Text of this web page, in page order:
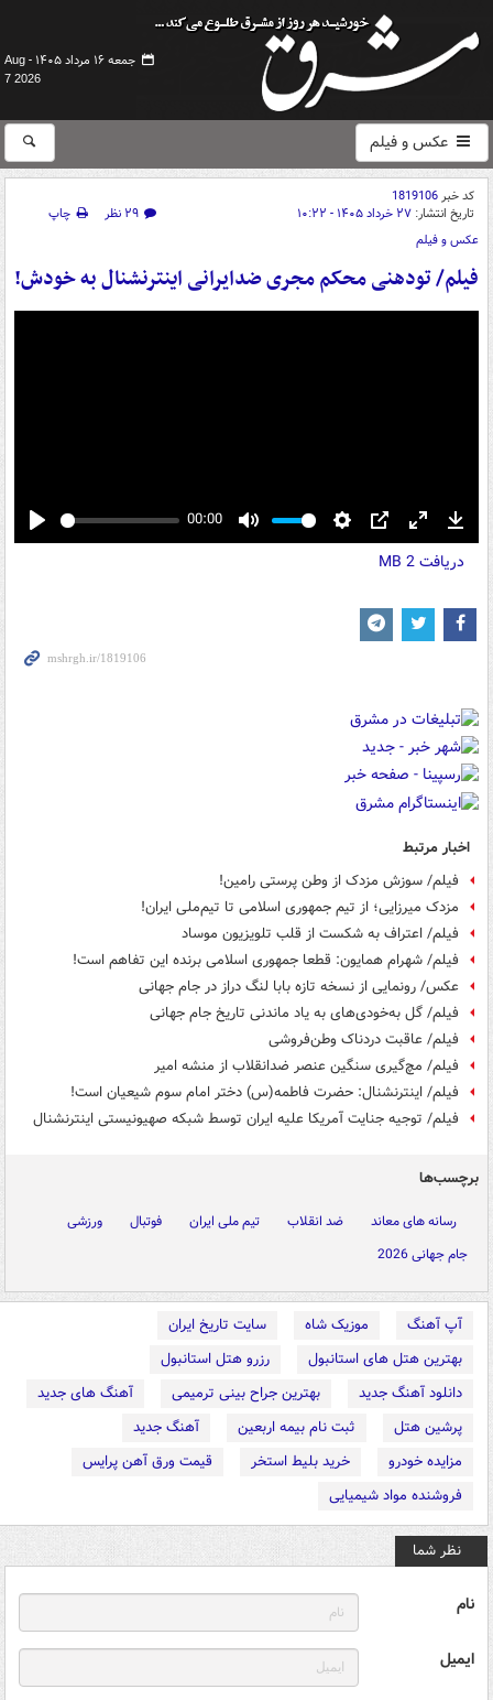
جمعه ۱۶ مرداد ۱۴۰۵ -
Aug
7 2026
عکس و فیلم
کد خبر1819106
تاریخ انتشار: ۲۷ خرداد ۱۴۰۵ - ۱۰:۲۲ ۲۹ نظر
چاپ
عکس و فیلم
فیلم/ تودهنی محکم مجری ضدایرانی اینترنشنال به خودش!
Play
00:00
Mute Settings
PIP Enter
fullscreen
دریافت2 MB
اخبار مرتبط
فیلم/ سوزش مزدک از وطن پرستی رامین!
مزدک میرزایی؛ از تیم‌ جمهوری اسلامی تا تیم‌ملی ایران!
فیلم/ اعتراف به شکست از قلب تلویزیون موساد
فیلم/ شهرام همایون: قطعا جمهوری اسلامی برنده این تفاهم است!
عکس/ رونمایی از نسخه تازه بابا لنگ دراز در جام جهانی
فیلم/ گل به‌خودی‌های به یاد ماندنی تاریخ جام جهانی
فیلم/ عاقبت دردناک وطن‌فروشی
فیلم/ مچ‌گیری سنگین عنصر ضدانقلاب از منشه امیر
فیلم/ اینترنشنال: حضرت فاطمه(س) دختر امام سوم شیعیان است!
فیلم/ توجیه جنایت آمریکا علیه ایران توسط شبکه صهیونیستی اینترنشنال
برچسب‌ها
رسانه های معاند ضد انقلاب تیم ملی ایران فوتبال
ورزشی
جام جهانی 2026
آپ آهنگ موزیک شاه
سایت تاریخ ایران
بهترین هتل های استانبول
رزرو هتل استانبول
دانلود آهنگ جدید
بهترین جراح بینی ترمیمی
آهنگ های جدید
پرشین هتل
ثبت نام بیمه اربعین
آهنگ جدید
مزایده خودرو
خرید بلیط استخر
قیمت ورق آهن پرایس
فروشنده مواد شیمیایی
نظر شما
نام
ایمیل